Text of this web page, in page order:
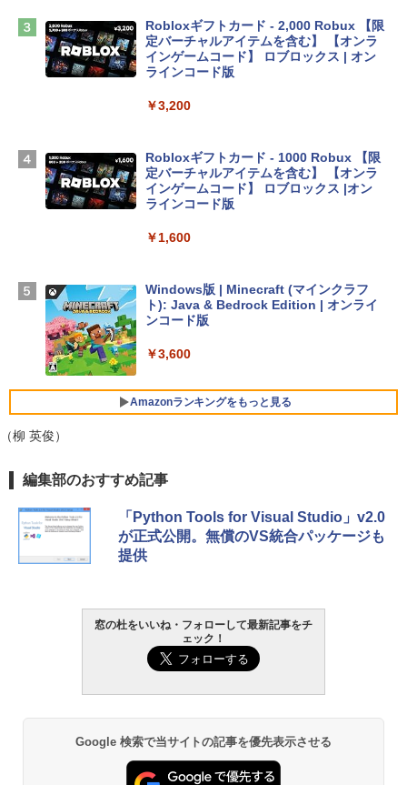
￥2,952
Apple 2026 MacBook Air M5チップ搭載
igence、13.6インチLiquid Retinaディ
ームカメラ、日本語キーボード、Touch I
D - ミッドナイト
￥298,901
SSD インテル Core 5
￥129,800
Core i5/16GB/SSD 512GB/ホワイト) FM
VWK3E15W_AZ
Robloxギフトカード - 2,000 Robux 【限
定バーチャルアイテムを含む】 【オンラ
インゲームコード】 ロブロックス | オン
ラインコード版
￥3,200
Robloxギフトカード - 1000 Robux 【限
定バーチャルアイテムを含む】 【オンラ
インゲームコード】 ロブロックス |オン
ラインコード版
￥1,600
Windows版 | Minecraft (マインクラフ
ト): Java & Bedrock Edition | オンライ
ンコード版
￥3,600
Amazonランキングをもっと見る
生成AIパスポート公式テキスト 第４版
￥1,766
出す プロンプトの言葉 AI画像生成シリー
ズ (はぴーイラストLabo)
￥480
方 マニュアル AI副業にもコンテンツ作成
めのAIコーディング入門シリーズ
Amazon Kindle Paperwhite (16GB) 7イ
ク
￥22,980
Amazon Kindle - 目に優しい、かさばら
ない、大きな画面で読みやすい、6週間持
続バッテリー、6インチディスプレイ電子
書籍リーダー、ブラック、16GB、広告な
し
ション (32GB) 7インチディスプレイ、明
（柳 英俊）
編集部のおすすめ記事
「Python Tools for Visual Studio」v2.0
が正式公開。無償のVS統合パッケージも
提供
窓の杜をいいね・フォローして最新記事をチ
ェック！
Google 検索で当サイトの記事を優先表示させる